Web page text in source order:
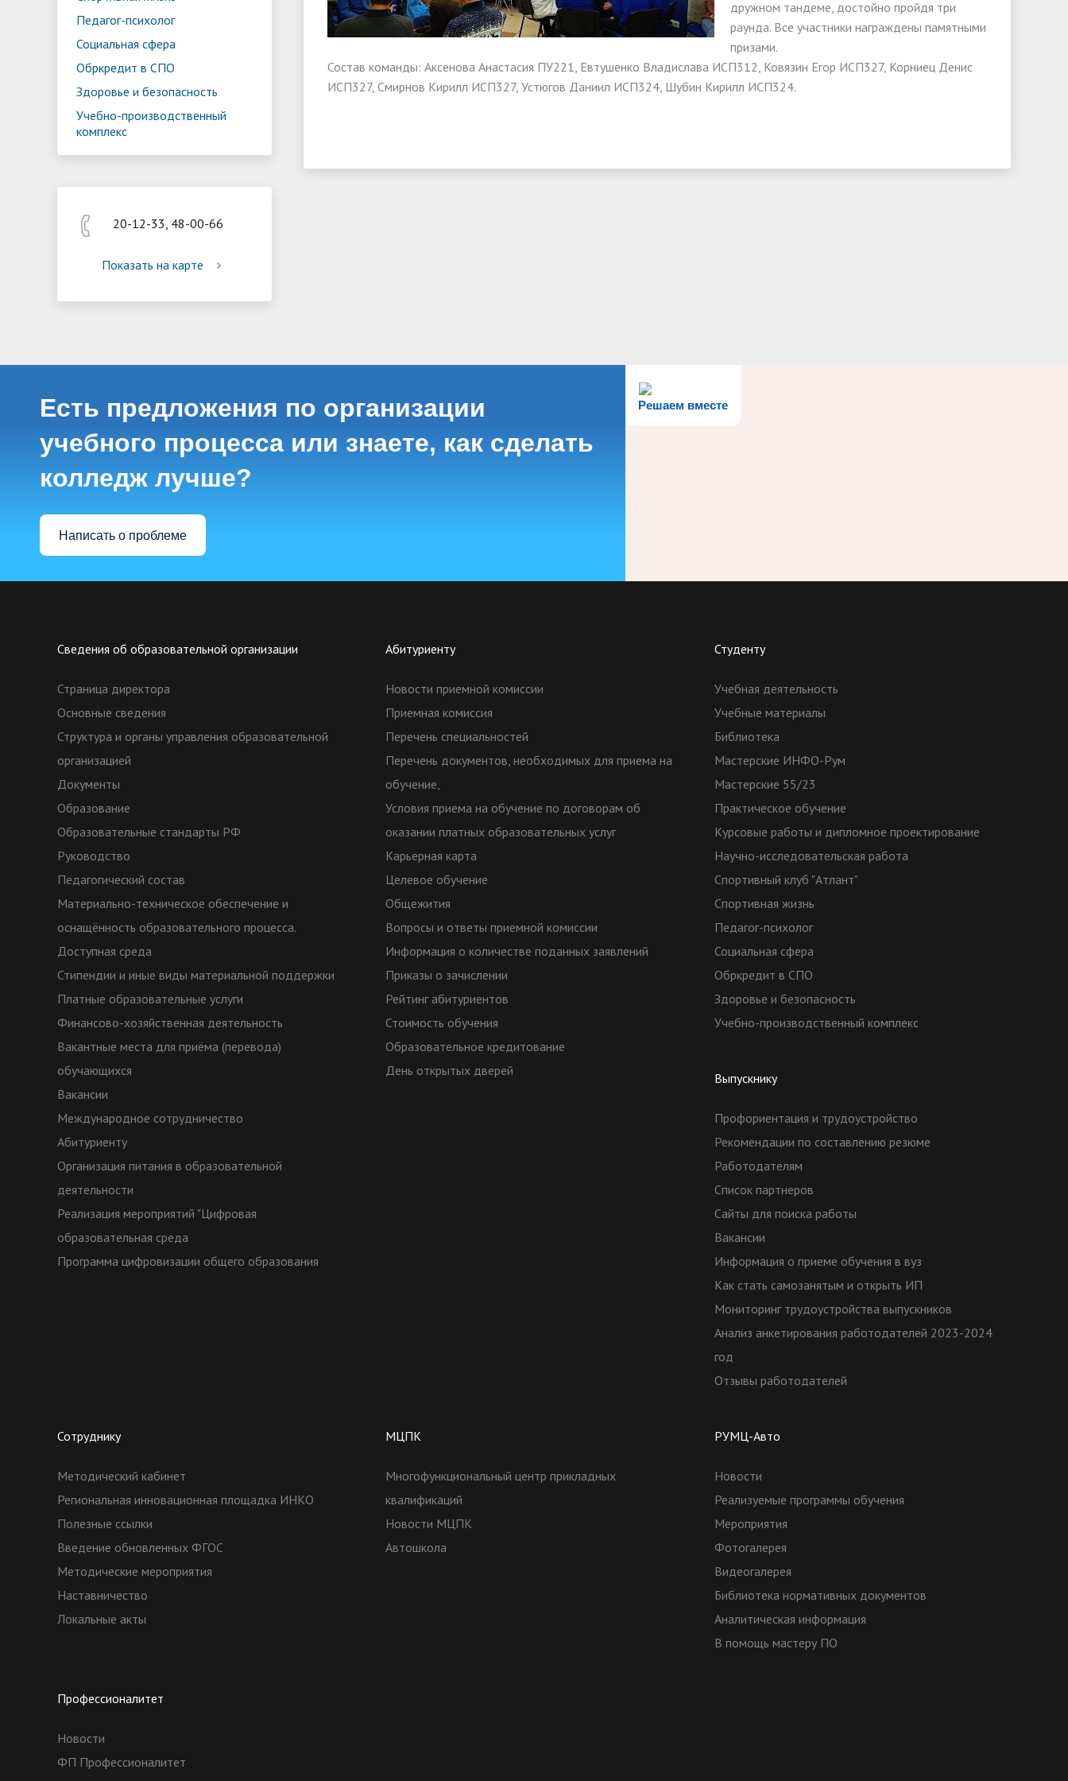
Реализация мероприятий
"Цифровая образовательная среда
Программа цифровизации общего
образования
Педагог-психолог
Социальная сфера
Обркредит в СПО
Здоровье и безопасность
Учебно-производственный
комплекс
20-12-33, 48-00-66
Показать на карте
дружном тандеме, достойно пройдя три
раунда. Все участники награждены памятными
призами.
Состав команды: Аксенова Анастасия ПУ221, Евтушенко Владислава ИСП312, Ковязин Егор ИСП327, Корниец Денис
ИСП327, Смирнов Кирилл ИСП327, Устюгов Даниил ИСП324, Шубин Кирилл ИСП324.
Решаем вместе
Есть предложения по организации
учебного процесса или знаете, как сделать
колледж лучше?
Написать о проблеме
Сведения об образовательной организации
Страница директора
Основные сведения
Структура и органы управления образовательной
организацией
Документы
Образование
Образовательные стандарты РФ
Руководство
Педагогический состав
Материально-техническое обеспечение и
оснащённость образовательного процесса.
Доступная среда
Стипендии и иные виды материальной поддержки
Платные образовательные услуги
Финансово-хозяйственная деятельность
Вакантные места для приёма (перевода)
обучающихся
Вакансии
Международное сотрудничество
Абитуриенту
Организация питания в образовательной
деятельности
Реализация мероприятий "Цифровая
образовательная среда
Программа цифровизации общего образования
Абитуриенту
Новости приемной комиссии
Приемная комиссия
Перечень специальностей
Перечень документов, необходимых для приема на
обучение,
Условия приема на обучение по договорам об
оказании платных образовательных услуг
Карьерная карта
Целевое обучение
Общежития
Вопросы и ответы приемной комиссии
Информация о количестве поданных заявлений
Приказы о зачислении
Рейтинг абитуриентов
Стоимость обучения
Образовательное кредитование
День открытых дверей
Студенту
Учебная деятельность
Учебные материалы
Библиотека
Мастерские ИНФО-Рум
Мастерские 55/23
Практическое обучение
Курсовые работы и дипломное проектирование
Научно-исследовательская работа
Спортивный клуб "Атлант"
Спортивная жизнь
Педагог-психолог
Социальная сфера
Обркредит в СПО
Здоровье и безопасность
Учебно-производственный комплекс
Выпускнику
Профориентация и трудоустройство
Рекомендации по составлению резюме
Работодателям
Список партнеров
Сайты для поиска работы
Вакансии
Информация о приеме обучения в вуз
Как стать самозанятым и открыть ИП
Мониторинг трудоустройства выпускников
Анализ анкетирования работодателей 2023-2024
год
Отзывы работодателей
Сотруднику
Методический кабинет
Региональная инновационная площадка ИНКО
Полезные ссылки
Введение обновленных ФГОС
Методические мероприятия
Наставничество
Локальные акты
МЦПК
Многофункциональный центр прикладных
квалификаций
Новости МЦПК
Автошкола
РУМЦ-Авто
Новости
Реализуемые программы обучения
Мероприятия
Фотогалерея
Видеогалерея
Библиотека нормативных документов
Аналитическая информация
В помощь мастеру ПО
Профессионалитет
Новости
ФП Профессионалитет